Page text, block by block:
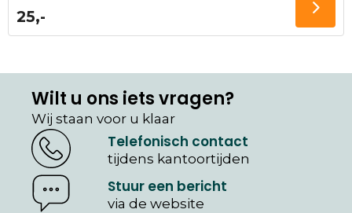
25,-
Wilt u ons iets vragen?
Wij staan voor u klaar
Telefonisch contact
tijdens kantoortijden
Stuur een bericht
via de website